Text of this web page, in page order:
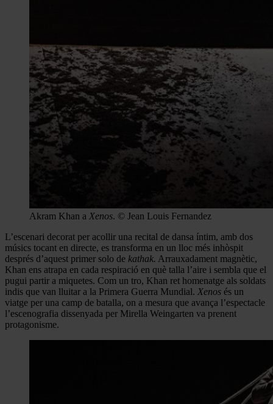
Akram Khan a Xenos. © Jean Louis Fernandez
L’escenari decorat per acollir una recital de dansa íntim, amb dos
músics tocant en directe, es transforma en un lloc més inhòspit
després d’aquest primer solo de kathak. Arrauxadament magnètic,
Khan ens atrapa en cada respiració en què talla l’aire i sembla que el
pugui partir a miquetes. Com un tro, Khan ret homenatge als soldats
indis que van lluitar a la Primera Guerra Mundial. Xenos és un
viatge per una camp de batalla, on a mesura que avança l’espectacle
l’escenografia dissenyada per Mirella Weingarten va prenent
protagonisme.